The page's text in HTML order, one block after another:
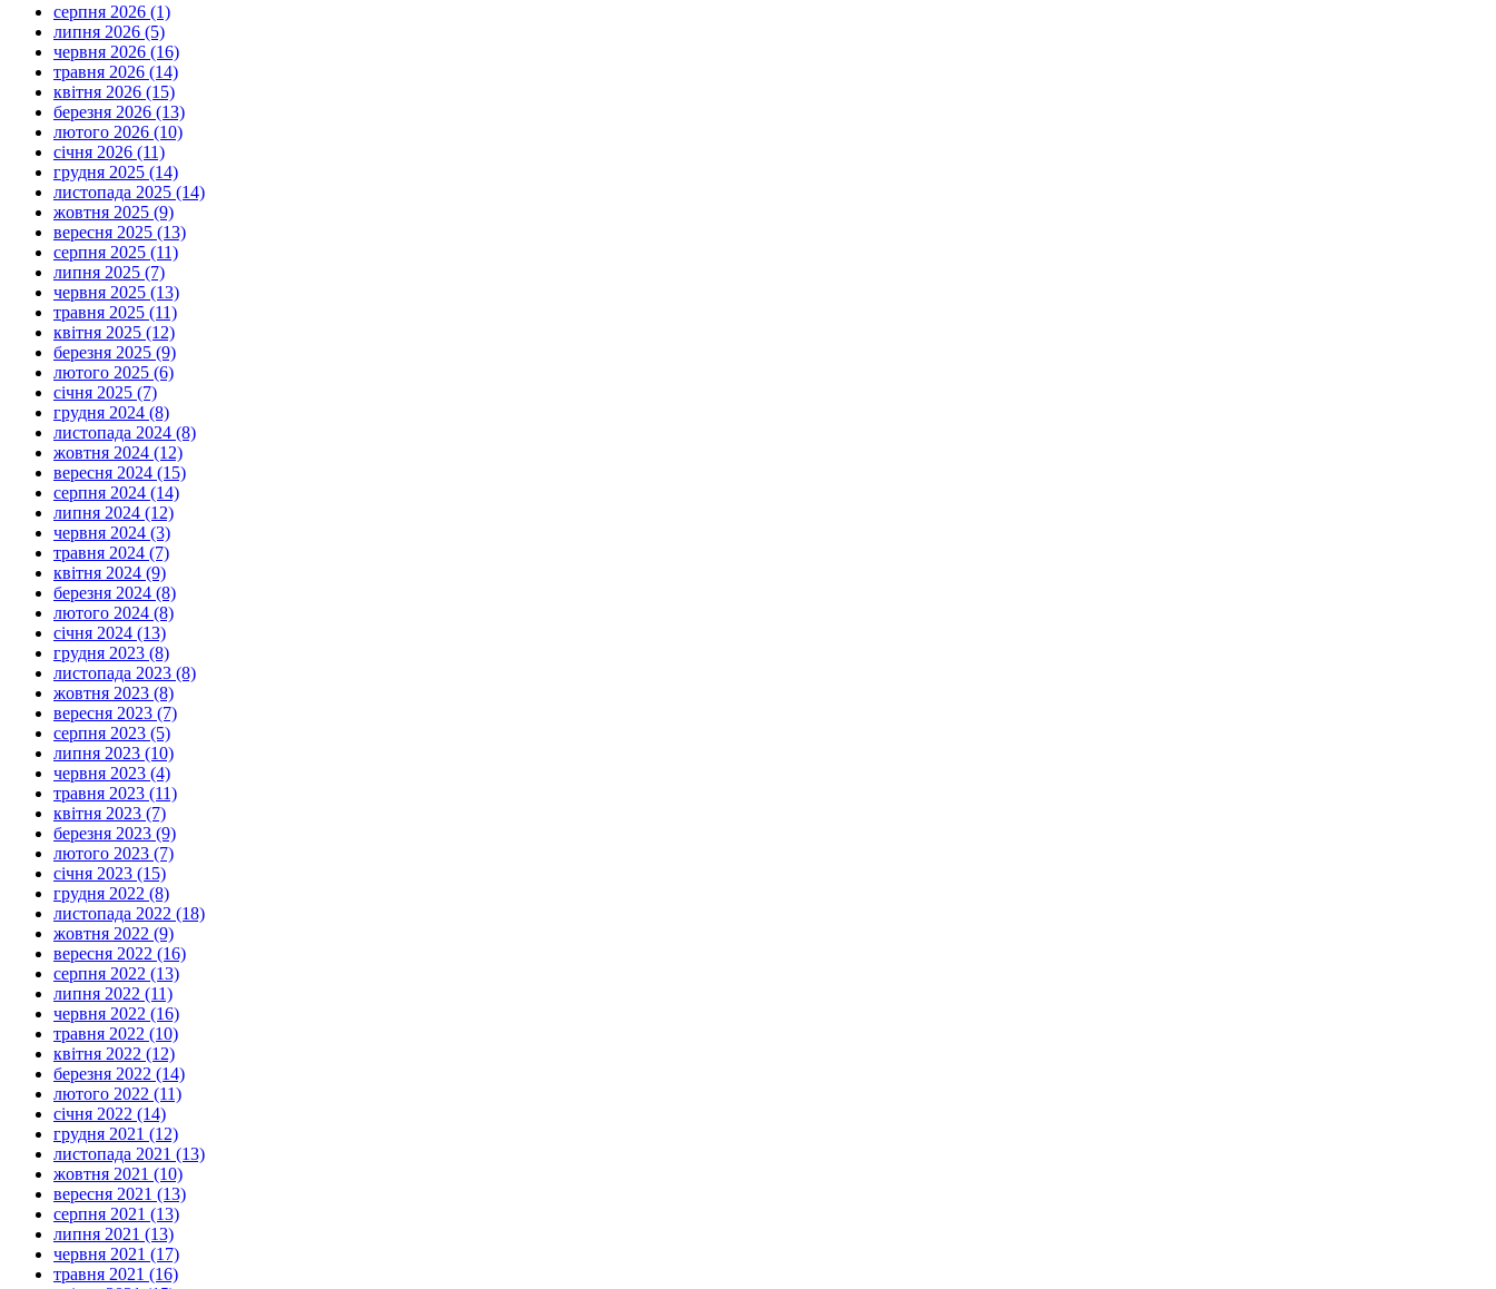
серпня 2026 (1)
липня 2026 (5)
червня 2026 (16)
травня 2026 (14)
квітня 2026 (15)
березня 2026 (13)
лютого 2026 (10)
січня 2026 (11)
грудня 2025 (14)
листопада 2025 (14)
жовтня 2025 (9)
вересня 2025 (13)
серпня 2025 (11)
липня 2025 (7)
червня 2025 (13)
травня 2025 (11)
квітня 2025 (12)
березня 2025 (9)
лютого 2025 (6)
січня 2025 (7)
грудня 2024 (8)
листопада 2024 (8)
жовтня 2024 (12)
вересня 2024 (15)
серпня 2024 (14)
липня 2024 (12)
червня 2024 (3)
травня 2024 (7)
квітня 2024 (9)
березня 2024 (8)
лютого 2024 (8)
січня 2024 (13)
грудня 2023 (8)
листопада 2023 (8)
жовтня 2023 (8)
вересня 2023 (7)
серпня 2023 (5)
липня 2023 (10)
червня 2023 (4)
травня 2023 (11)
квітня 2023 (7)
березня 2023 (9)
лютого 2023 (7)
січня 2023 (15)
грудня 2022 (8)
листопада 2022 (18)
жовтня 2022 (9)
вересня 2022 (16)
серпня 2022 (13)
липня 2022 (11)
червня 2022 (16)
травня 2022 (10)
квітня 2022 (12)
березня 2022 (14)
лютого 2022 (11)
січня 2022 (14)
грудня 2021 (12)
листопада 2021 (13)
жовтня 2021 (10)
вересня 2021 (13)
серпня 2021 (13)
липня 2021 (13)
червня 2021 (17)
травня 2021 (16)